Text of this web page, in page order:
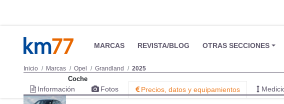
MARCAS REVISTA/BLOG OTRAS SECCIONES
Inicio Marcas Opel Grandland 2025
Información Fotos Precios, datos y equipamientos
Coche